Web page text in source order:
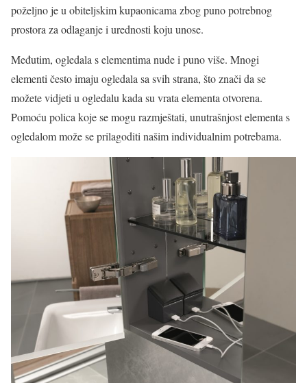
poželjno je u obiteljskim kupaonicama zbog puno potrebnog
prostora za odlaganje i urednosti koju unose.
Međutim, ogledala s elementima nude i puno više. Mnogi
elementi često imaju ogledala sa svih strana, što znači da se
možete vidjeti u ogledalu kada su vrata elementa otvorena.
Pomoću polica koje se mogu razmještati, unutrašnjost elementa s
ogledalom može se prilagoditi našim individualnim potrebama.